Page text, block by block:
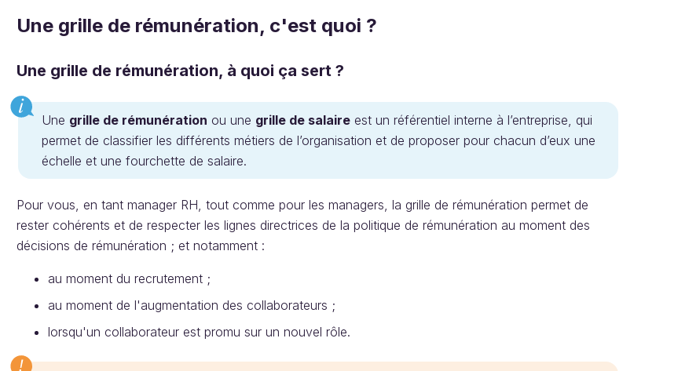
Une grille de rémunération, c'est quoi ?
Une grille de rémunération, à quoi ça sert ?
Une grille de rémunération ou une grille de salaire est un référentiel interne à l’entreprise, qui
permet de classifier les différents métiers de l’organisation et de proposer pour chacun d’eux une
échelle et une fourchette de salaire.
Pour vous, en tant manager RH, tout comme pour les managers, la grille de rémunération permet de
rester cohérents et de respecter les lignes directrices de la politique de rémunération au moment des
décisions de rémunération ; et notamment :
au moment du recrutement ;
au moment de l'augmentation des collaborateurs ;
lorsqu'un collaborateur est promu sur un nouvel rôle.